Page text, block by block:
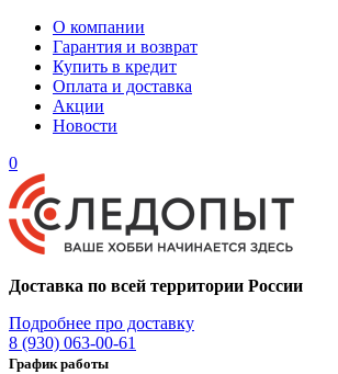
О компании
Гарантия и возврат
Купить в кредит
Оплата и доставка
Акции
Новости
0
Доставка по всей территории России
Подробнее про доставку
8 (930) 063-00-61
График работы